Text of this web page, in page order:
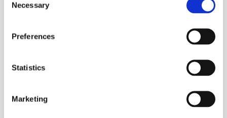
Selection
Necessary
Preferences
Statistics
Marketing
147